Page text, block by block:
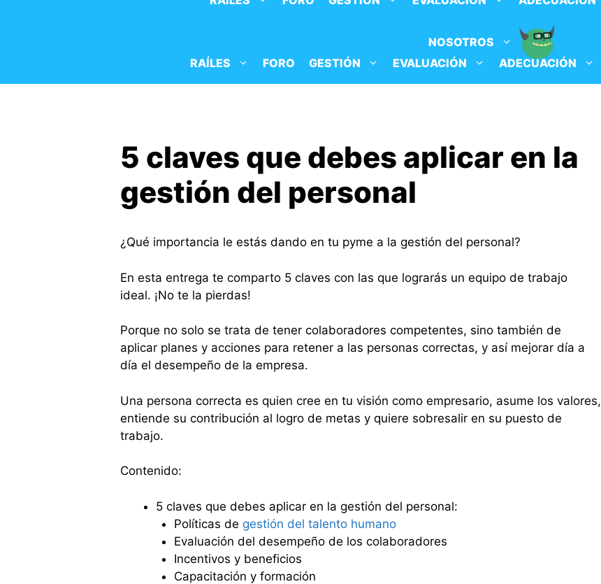
NOSOTROS
RAÍLES
FORO GESTIÓN EVALUACIÓN ADECUACIÓN
5 claves que debes aplicar en la
gestión del personal
¿Qué importancia le estás dando en tu pyme a la gestión del personal?
En esta entrega te comparto 5 claves con las que lograrás un equipo de trabajo
ideal. ¡No te la pierdas!
Porque no solo se trata de tener colaboradores competentes, sino también de
aplicar planes y acciones para retener a las personas correctas, y así mejorar día a
día el desempeño de la empresa.
Una persona correcta es quien cree en tu visión como empresario, asume los valores,
entiende su contribución al logro de metas y quiere sobresalir en su puesto de
trabajo.
Contenido:
5 claves que debes aplicar en la gestión del personal:
Políticas de gestión del talento humano
Evaluación del desempeño de los colaboradores
Incentivos y beneficios
Capacitación y formación